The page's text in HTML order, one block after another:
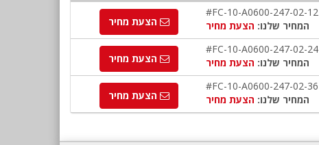
#FC-10-A0600-247-02-12
המחיר שלנו: הצעת מחיר הצעת מחיר
#FC-10-A0600-247-02-24
המחיר שלנו: הצעת מחיר הצעת מחיר
#FC-10-A0600-247-02-36
המחיר שלנו: הצעת מחיר הצעת מחיר